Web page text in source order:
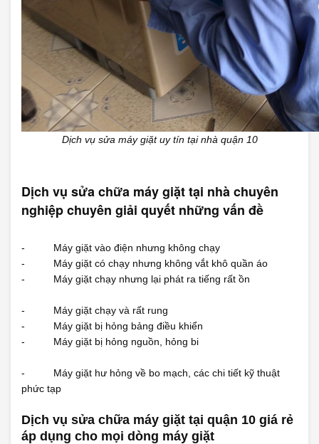
Dịch vụ sửa máy giặt uy tín tại nhà quận 10
Dịch vụ sửa chữa máy giặt tại nhà chuyên
nghiệp chuyên giải quyết những vấn đề
- Máy giặt vào điện nhưng không chạy
- Máy giặt có chạy nhưng không vắt khô quần áo
- Máy giặt chạy nhưng lại phát ra tiếng rất ồn
- Máy giặt chạy và rất rung
- Máy giặt bị hỏng bảng điều khiển
- Máy giặt bị hỏng nguồn, hỏng bi
- Máy giặt hư hỏng về bo mạch, các chi tiết kỹ thuật
phức tạp
Dịch vụ sửa chữa máy giặt tại quận 10 giá rẻ
áp dụng cho mọi dòng máy giặt